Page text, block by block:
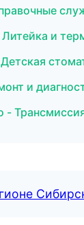
и
и